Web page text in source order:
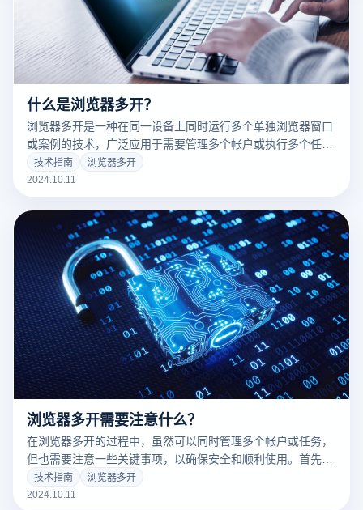
什么是浏览器多开？
浏览器多开是一种在同一设备上同时运行多个单独浏览器窗口
或案例的技术，广泛应用于需要管理多个帐户或执行多个任务
的场景中。通过多开，用户可以同时登录不同平台的多个账
户，而无需帐户关联，特别是在跨境电子商务、社交媒体运营
台对账户关联的监控。本文将详细介绍浏览器多开度、应用场
景和操作方法。
技术指南
浏览器多开
2024.10.11
浏览器多开需要注意什么？
在浏览器多开的过程中，虽然可以同时管理多个帐户或任务，
但也需要注意一些关键事项，以确保安全和顺利使用。首先，
最重要的是避免帐户关联，尤其是跨境电子商务、营销矩阵和
社交媒体管理。其次，资源配置和设备性能也是您在打开更多
技术指南
浏览器多开
2024.10.11